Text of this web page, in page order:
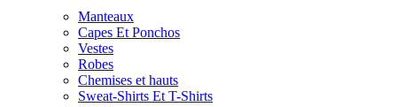
Manteaux
Capes Et Ponchos
Vestes
Robes
Chemises et hauts
Sweat-Shirts Et T-Shirts